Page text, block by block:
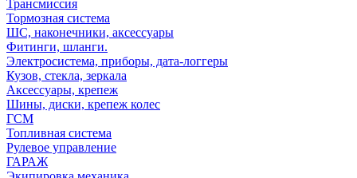
Трансмиссия
Тормозная система
ШС, наконечники, аксессуары
Фитинги, шланги.
Электросистема, приборы, дата-логгеры
Кузов, стекла, зеркала
Аксессуары, крепеж
Шины, диски, крепеж колес
ГСМ
Топливная система
Рулевое управление
ГАРАЖ